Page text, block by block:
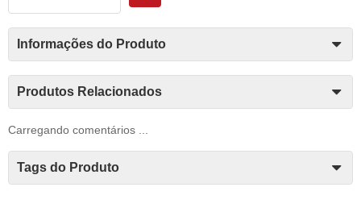
Informações do Produto
Produtos Relacionados
Carregando comentários ...
Tags do Produto